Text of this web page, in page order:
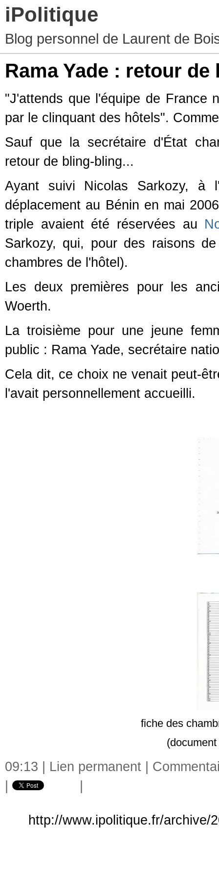
iPolitique
Blog personnel de Laurent de
Rama Yade : retour
"J'attends que l'équipe de France
par le clinquant des hôtels".
Sauf que la secrétaire d'État
retour de bling-bling...
Ayant suivi Nicolas Sarkozy, à
déplacement au Bénin en mai
triple avaient été réservées au
Sarkozy, qui, pour des raisons
chambres de l'hôtel).
Les deux premières pour les
Woerth.
La troisième pour une jeune
public : Rama Yade, secrétaire
Cela dit, ce choix ne venait peut-
l'avait personnellement accueilli.
fiche des
09:13 | Lien permanent
http://www.ipolitique.fr/archive/